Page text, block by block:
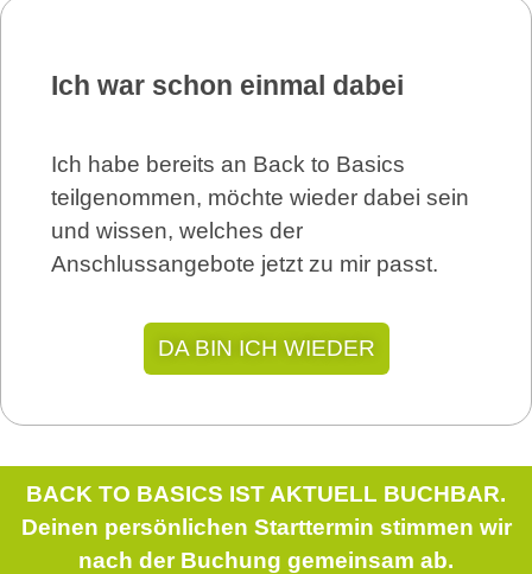
Ich war schon einmal dabei
Ich habe bereits an Back to Basics
teilgenommen, möchte wieder dabei sein
und wissen, welches der
Anschlussangebote jetzt zu mir passt.
DA BIN ICH WIEDER
BACK TO BASICS IST AKTUELL BUCHBAR.
Deinen persönlichen Starttermin stimmen wir
nach der Buchung gemeinsam ab.